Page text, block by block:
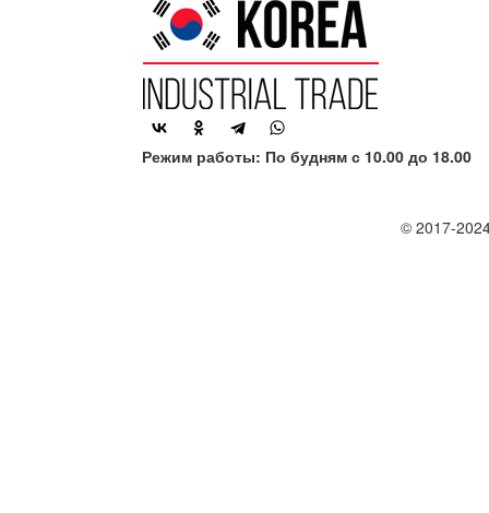
Режим работы: По будням с 10.00 до 18.00
© 2017-